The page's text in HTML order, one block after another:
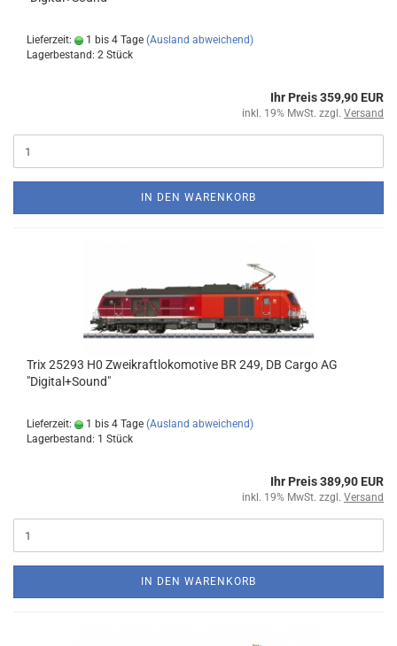
Lieferzeit: 1 bis 4 Tage (Ausland abweichend)
Lagerbestand: 2 Stück
Ihr Preis 359,90 EUR
inkl. 19% MwSt. zzgl. Versand
IN DEN WARENKORB
Trix 25293 H0 Zweikraftlokomotive BR 249, DB Cargo AG
"Digital+Sound"
Lieferzeit: 1 bis 4 Tage (Ausland abweichend)
Lagerbestand: 1 Stück
Ihr Preis 389,90 EUR
inkl. 19% MwSt. zzgl. Versand
IN DEN WARENKORB